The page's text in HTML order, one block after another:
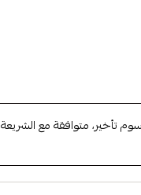
تأخير، متوافقة مع الشريعة